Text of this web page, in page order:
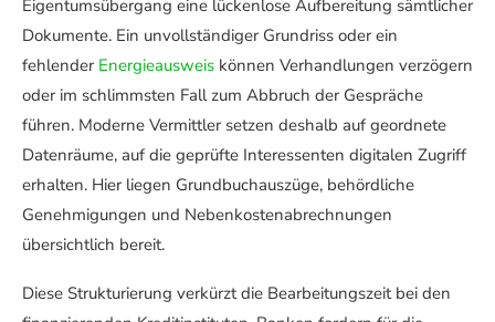
Eigentumsübergang eine lückenlose Aufbereitung sämtlicher
Dokumente. Ein unvollständiger Grundriss oder ein
fehlender Energieausweis können Verhandlungen verzögern
oder im schlimmsten Fall zum Abbruch der Gespräche
führen. Moderne Vermittler setzen deshalb auf geordnete
Datenräume, auf die geprüfte Interessenten digitalen Zugriff
erhalten. Hier liegen Grundbuchauszüge, behördliche
Genehmigungen und Nebenkostenabrechnungen
übersichtlich bereit.
Diese Strukturierung verkürzt die Bearbeitungszeit bei den